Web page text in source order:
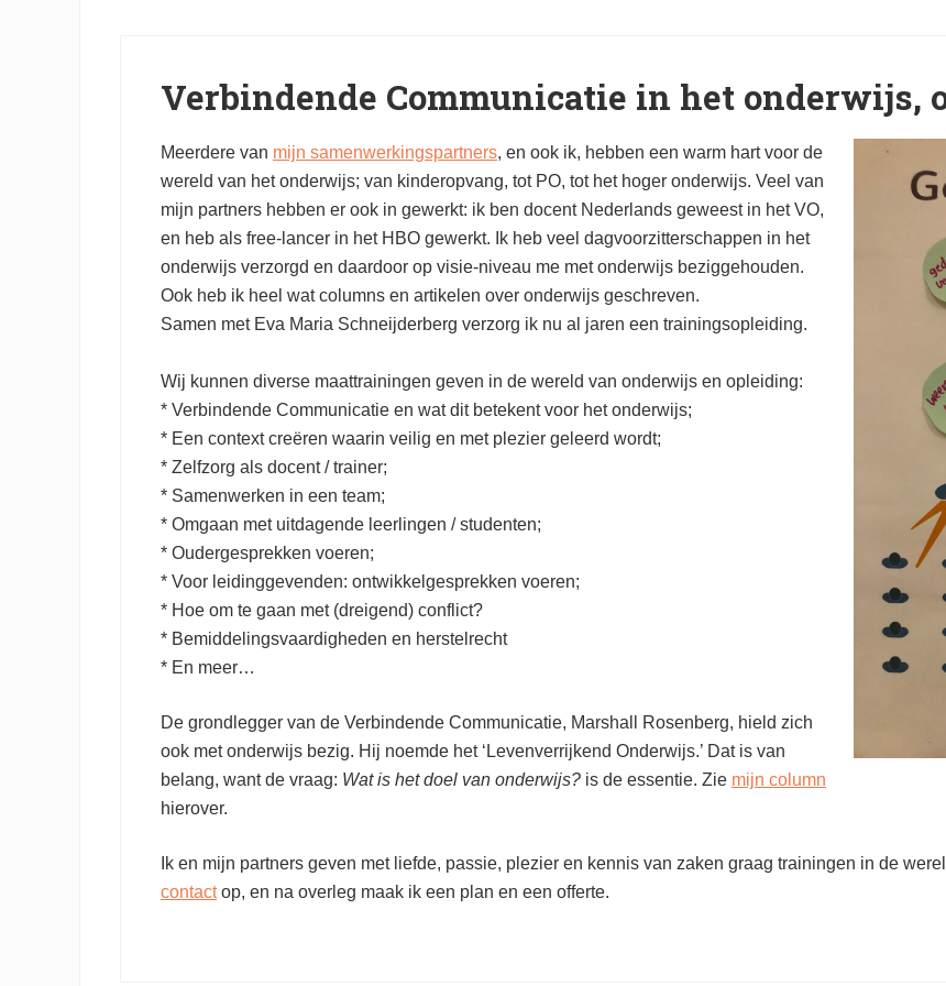
Verbindende Communicatie in het onderwijs,
Meerdere van mijn samenwerkingspartners, en ook ik, hebben een warm hart voor de
wereld van het onderwijs; van kinderopvang, tot PO, tot het hoger onderwijs. Veel van
mijn partners hebben er ook in gewerkt: ik ben docent Nederlands geweest in het VO,
en heb als free-lancer in het HBO gewerkt. Ik heb veel dagvoorzitterschappen in het
onderwijs verzorgd en daardoor op visie-niveau me met onderwijs beziggehouden.
Ook heb ik heel wat columns en artikelen over onderwijs geschreven.
Samen met Eva Maria Schneijderberg verzorg ik nu al jaren een trainingsopleiding.
Wij kunnen diverse maattrainingen geven in de wereld van onderwijs en opleiding:
* Verbindende Communicatie en wat dit betekent voor het onderwijs;
* Een context creëren waarin veilig en met plezier geleerd wordt;
* Zelfzorg als docent / trainer;
* Samenwerken in een team;
* Omgaan met uitdagende leerlingen / studenten;
* Oudergesprekken voeren;
* Voor leidinggevenden: ontwikkelgesprekken voeren;
* Hoe om te gaan met (dreigend) conflict?
* Bemiddelingsvaardigheden en herstelrecht
* En meer…
De grondlegger van de Verbindende Communicatie, Marshall Rosenberg, hield zich
ook met onderwijs bezig. Hij noemde het ‘Levenverrijkend Onderwijs.’ Dat is van
belang, want de vraag: Wat is het doel van onderwijs? is de essentie. Zie mijn column
hierover.
Ik en mijn partners geven met liefde, passie, plezier en kennis van zaken graag trainingen in de
contactop, en na overleg maak ik een plan en een offerte.